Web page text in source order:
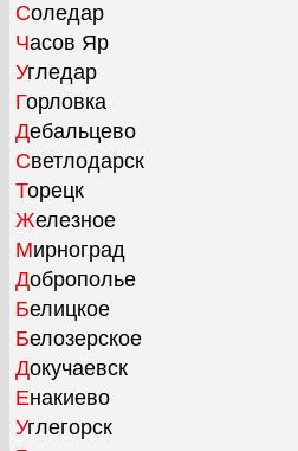
Соледар
Часов Яр
Угледар
Горловка
Дебальцево
Светлодарск
Торецк
Железное
Мирноград
Доброполье
Белицкое
Белозерское
Докучаевск
Енакиево
Углегорск